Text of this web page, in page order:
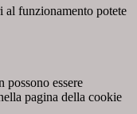
al funzionamento potete
possono essere
pagina della cookie